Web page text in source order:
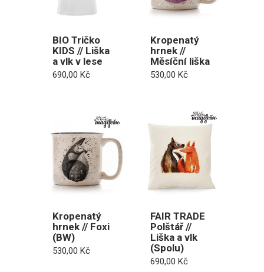
BIO Tričko
KIDS // Liška
a vlk v lese
690,00 Kč
Kropenatý
hrnek //
Měsíční liška
530,00Kč
Kropenatý
hrnek // Foxi
(BW)
530,00 Kč
FAIR TRADE
Polštář //
Liška a vlk
(Spolu)
690,00Kč